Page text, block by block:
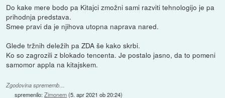
Do kake mere bodo pa Kitajci zmožni sami razviti tehnologijo je pa
prihodnja predstava.
Smee pravi da je njihova utopna naprava nared.
Glede tržnih deležih pa ZDA še kako skrbi.
Ko so zagrozili z blokado tencenta. Je postalo jasno, da to pomeni
samomor appla na kitajskem.
Zgodovina sprememb…
spremenilo:Zimonem(5. apr 2021 ob 20:24)